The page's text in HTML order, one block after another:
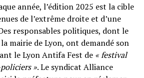
année, l’édition 2025 est la cible
de l’extrême droite et d’une
responsables politiques, dont le
mairie de Lyon, ont demandé son
le Lyon Antifa Fest de« festival
». Le syndicat Alliance